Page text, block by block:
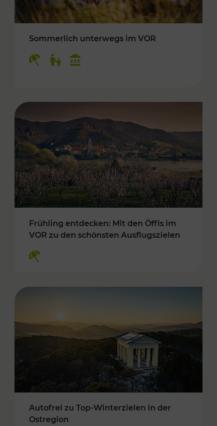
Sommerlich unterwegs im VOR
Frühling entdecken: Mit den Öffis im
VOR zu den schönsten Ausflugszielen
Autofrei zu Top-Winterzielen in der
Ostregion